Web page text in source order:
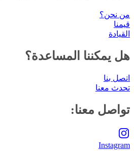
من نحن؟
قيمنا
القيادة
هل يمكننا المساعدة؟
اتصل بنا
تحدث معنا
تواصل معنا:
Instagram